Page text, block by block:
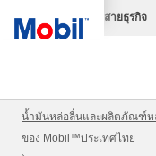
สายธุรกิจ
น้ำมันหล่อลื่นและผลิตภัณฑ์ห
ของ Mobil™ประเทศไทย